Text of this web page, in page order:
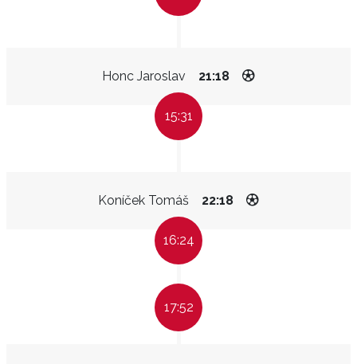
Honc Jaroslav 21:18
15:31
Koníček Tomáš 22:18
16:24
17:52